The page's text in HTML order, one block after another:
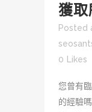
獲
Posted
0 Likes
您曾有
的經驗